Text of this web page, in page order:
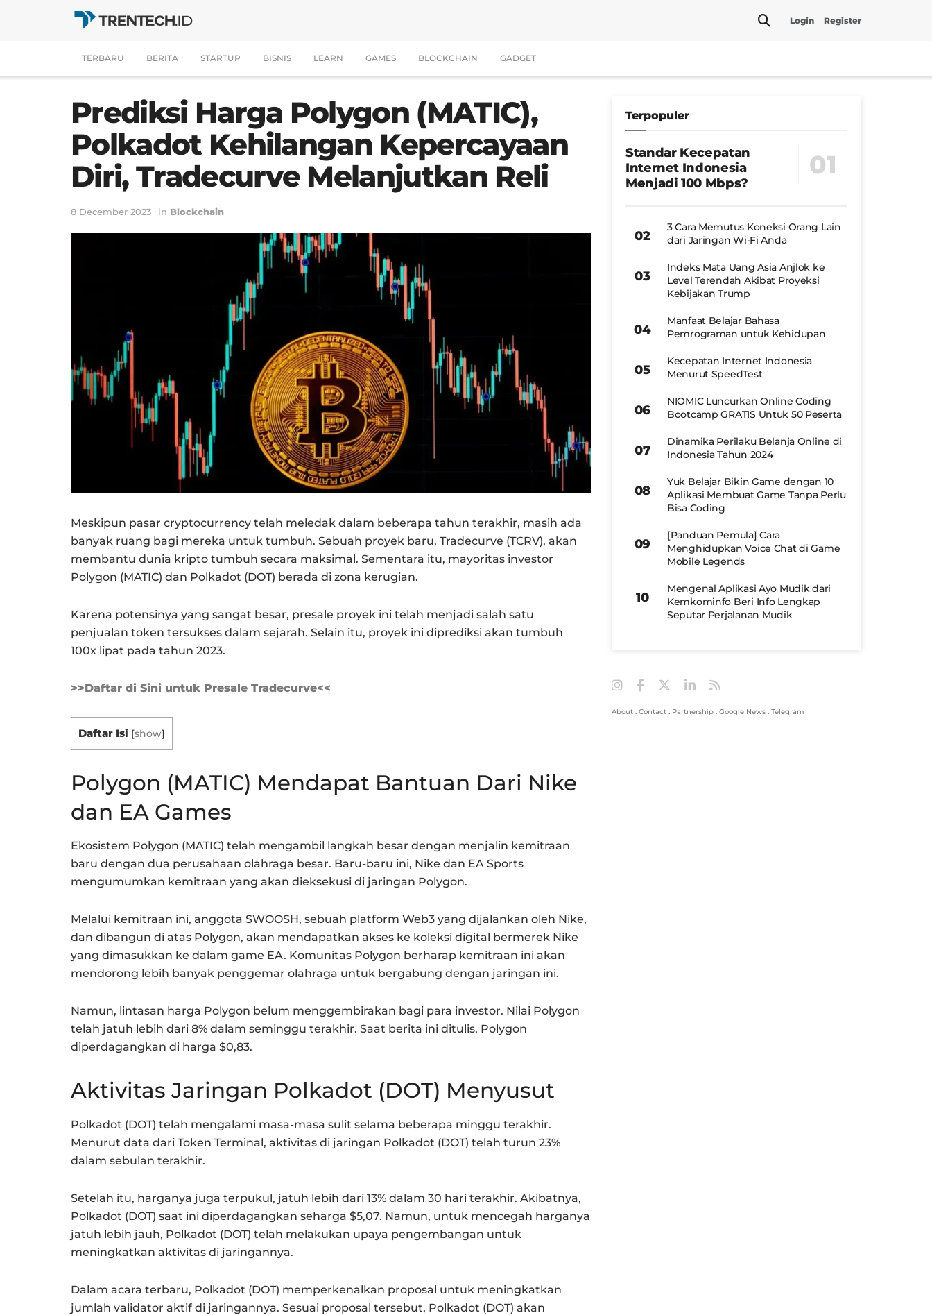
Login Register
TERBARU BERITA STARTUP BISNIS LEARN GAMES BLOCKCHAIN GADGET
Prediksi Harga Polygon (MATIC),
Polkadot Kehilangan Kepercayaan
Diri, Tradecurve Melanjutkan Reli
8 December 2023 in Blockchain
Meskipun pasar cryptocurrency telah meledak dalam beberapa tahun terakhir, masih ada
banyak ruang bagi mereka untuk tumbuh. Sebuah proyek baru, Tradecurve (TCRV), akan
membantu dunia kripto tumbuh secara maksimal. Sementara itu, mayoritas investor
Polygon (MATIC) dan Polkadot (DOT) berada di zona kerugian.
Karena potensinya yang sangat besar, presale proyek ini telah menjadi salah satu
penjualan token tersukses dalam sejarah. Selain itu, proyek ini diprediksi akan tumbuh
100x lipat pada tahun 2023.
>>Daftar di Sini untuk Presale Tradecurve<<
Daftar Isi [show]
Polygon (MATIC) Mendapat Bantuan Dari Nike
dan EA Games
Ekosistem Polygon (MATIC) telah mengambil langkah besar dengan menjalin kemitraan
baru dengan dua perusahaan olahraga besar. Baru-baru ini, Nike dan EA Sports
mengumumkan kemitraan yang akan dieksekusi di jaringan Polygon.
Melalui kemitraan ini, anggota SWOOSH, sebuah platform Web3 yang dijalankan oleh Nike,
dan dibangun di atas Polygon, akan mendapatkan akses ke koleksi digital bermerek Nike
yang dimasukkan ke dalam game EA. Komunitas Polygon berharap kemitraan ini akan
mendorong lebih banyak penggemar olahraga untuk bergabung dengan jaringan ini.
Namun, lintasan harga Polygon belum menggembirakan bagi para investor. Nilai Polygon
telah jatuh lebih dari 8% dalam seminggu terakhir. Saat berita ini ditulis, Polygon
diperdagangkan di harga $0,83.
Aktivitas Jaringan Polkadot (DOT) Menyusut
Polkadot (DOT) telah mengalami masa-masa sulit selama beberapa minggu terakhir.
Menurut data dari Token Terminal, aktivitas di jaringan Polkadot (DOT) telah turun 23%
dalam sebulan terakhir.
Setelah itu, harganya juga terpukul, jatuh lebih dari 13% dalam 30 hari terakhir. Akibatnya,
Polkadot (DOT) saat ini diperdagangkan seharga $5,07. Namun, untuk mencegah harganya
jatuh lebih jauh, Polkadot (DOT) telah melakukan upaya pengembangan untuk
meningkatkan aktivitas di jaringannya.
Dalam acara terbaru, Polkadot (DOT) memperkenalkan proposal untuk meningkatkan
jumlah validator aktif di jaringannya. Sesuai proposal tersebut, Polkadot (DOT) akan
Terpopuler
Standar Kecepatan
Internet Indonesia
Menjadi 100 Mbps?
3 Cara Memutus Koneksi Orang Lain
dari Jaringan Wi-Fi Anda
Indeks Mata Uang Asia Anjlok ke
Level Terendah Akibat Proyeksi
Kebijakan Trump
Manfaat Belajar Bahasa
Pemrograman untuk Kehidupan
Kecepatan Internet Indonesia
Menurut SpeedTest
NIOMIC Luncurkan Online Coding
Bootcamp GRATIS Untuk 50 Peserta
Dinamika Perilaku Belanja Online di
Indonesia Tahun 2024
Yuk Belajar Bikin Game dengan 10
Aplikasi Membuat Game Tanpa Perlu
Bisa Coding
[Panduan Pemula] Cara
Menghidupkan Voice Chat di Game
Mobile Legends
Mengenal Aplikasi Ayo Mudik dari
Kemkominfo Beri Info Lengkap
Seputar Perjalanan Mudik
About . Contact . Partnership . Google News . Telegram